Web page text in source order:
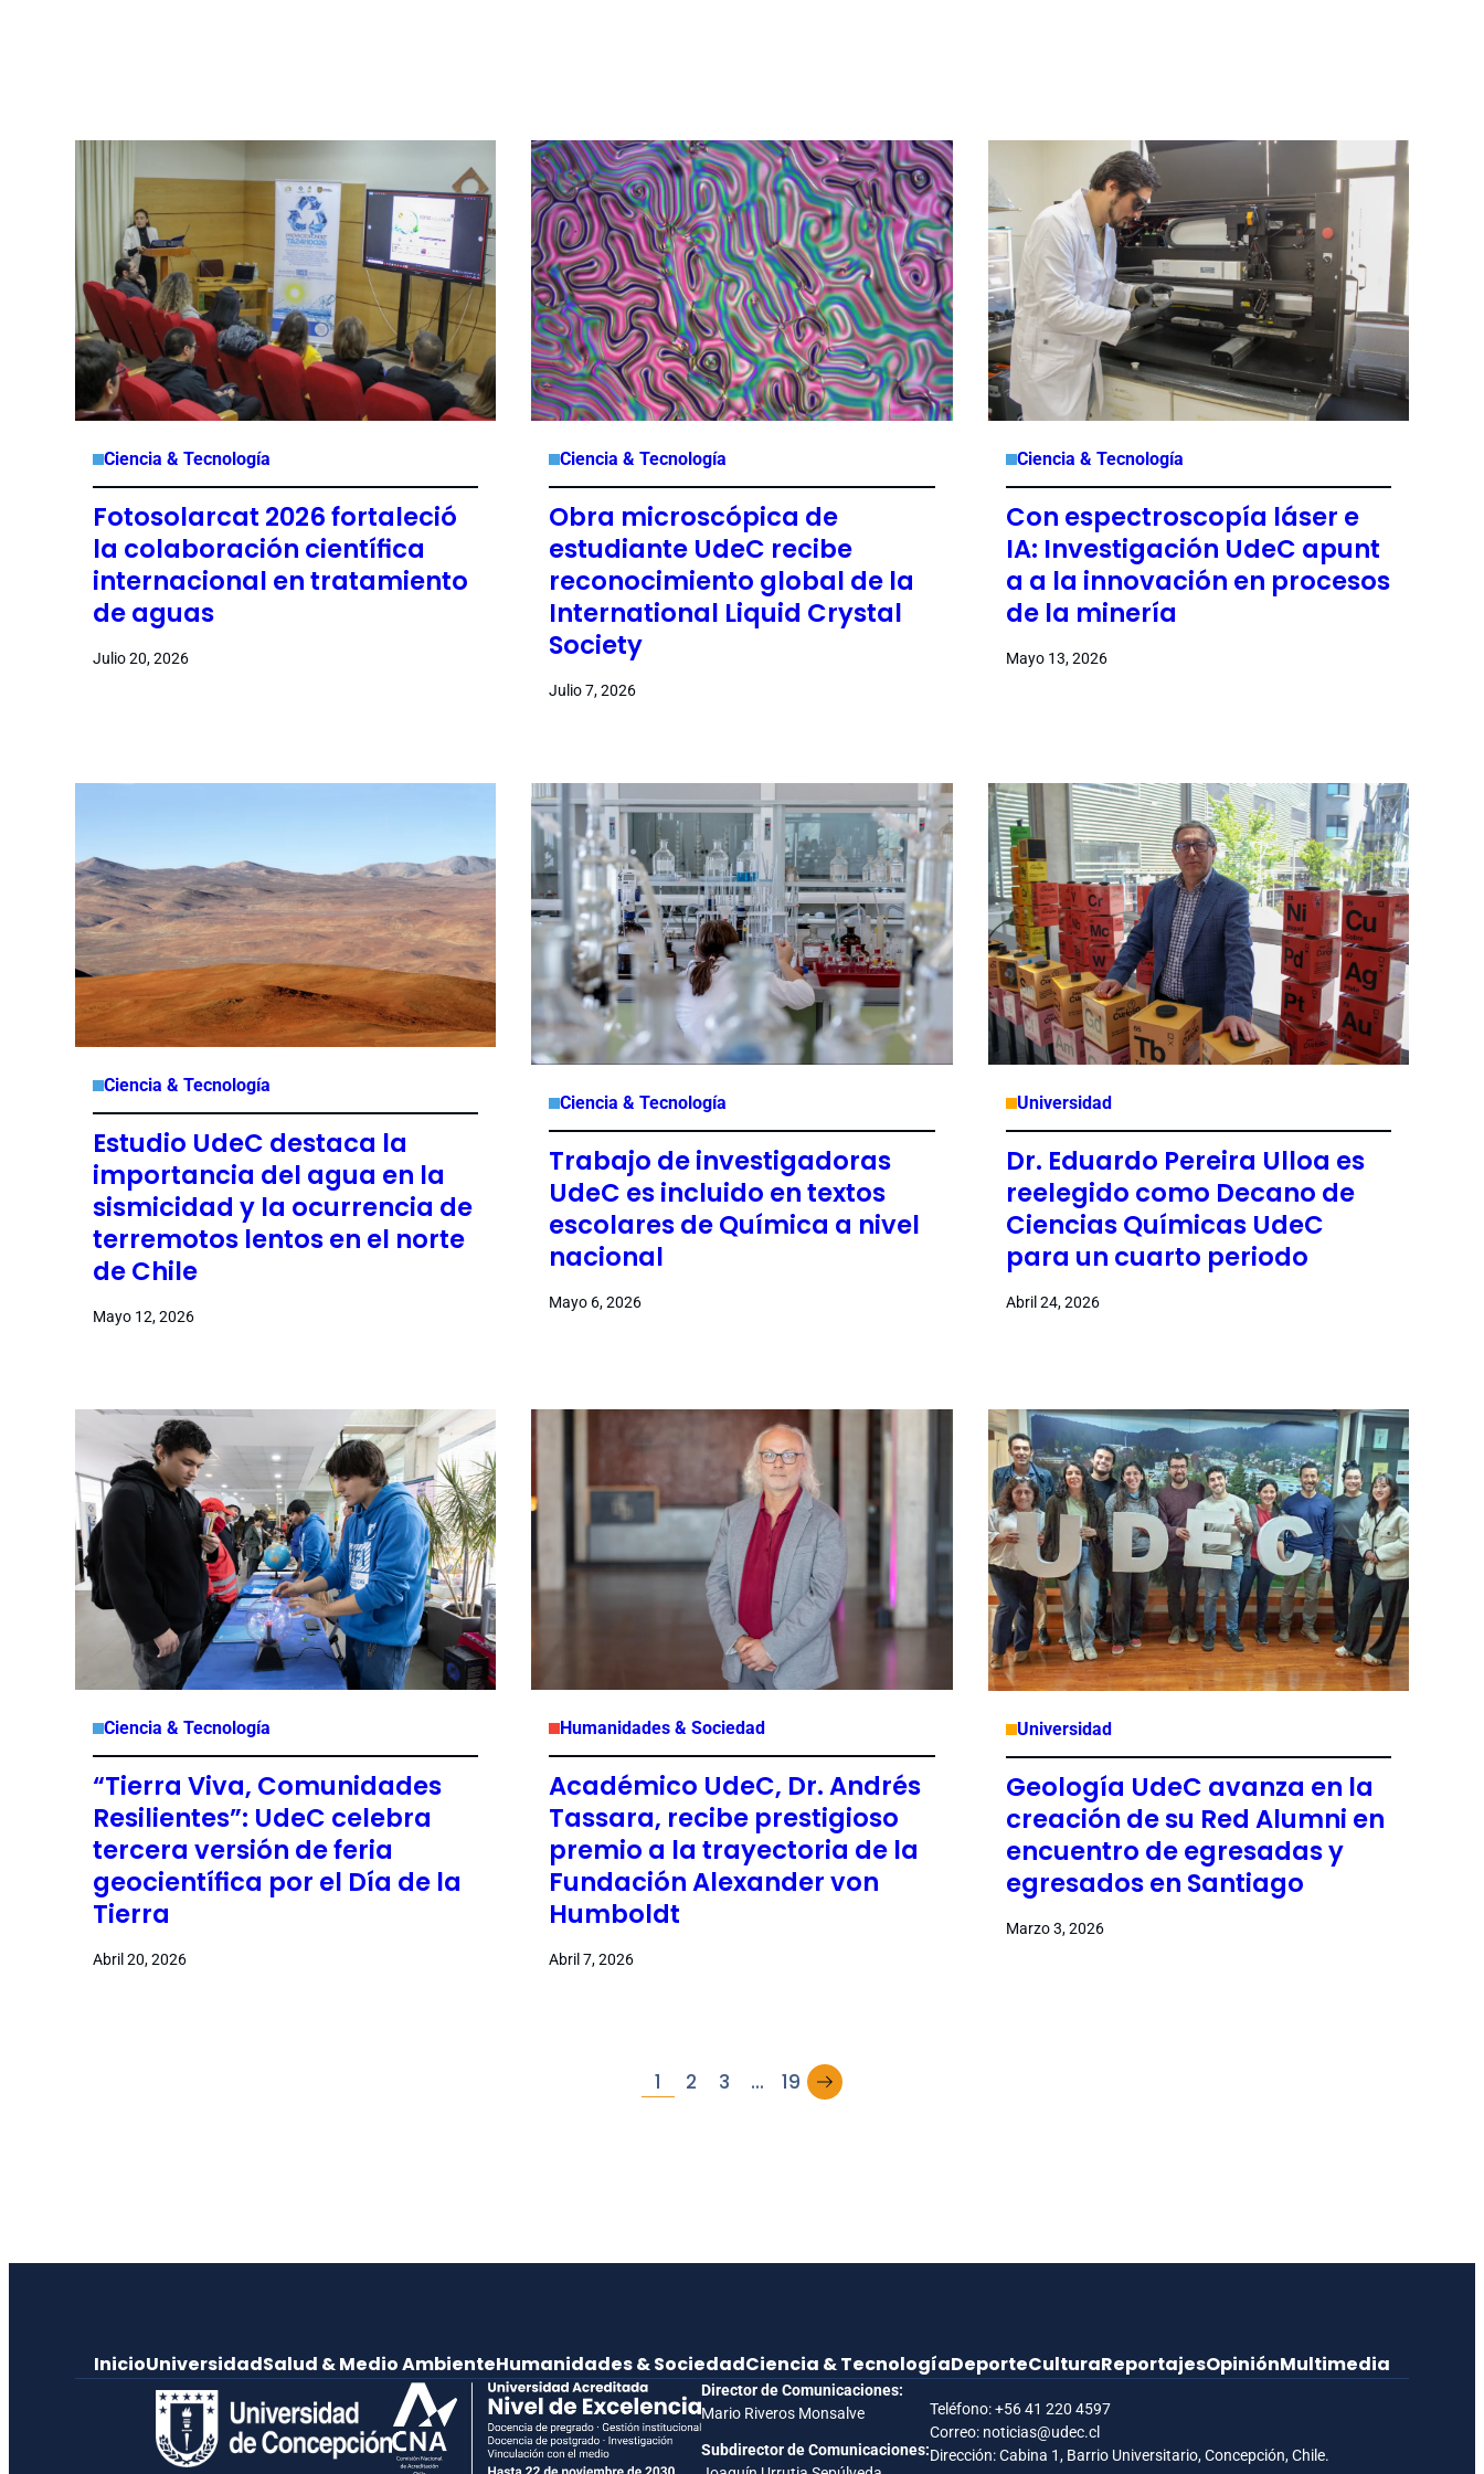
Ciencia & Tecnología
Fotosolarcat 2026 fortaleció
la colaboración científica
internacional en tratamiento
de aguas
Julio 20, 2026
Ciencia & Tecnología
Obra microscópica de
estudiante UdeC recibe
reconocimiento global de la
International Liquid Crystal
Society
Julio 7, 2026
Ciencia & Tecnología
Con espectroscopía láser e
IA: Investigación UdeC apunt
a a la innovación en procesos
de la minería
Mayo 13, 2026
Ciencia & Tecnología
Estudio UdeC destaca la
importancia del agua en la
sismicidad y la ocurrencia de
terremotos lentos en el norte
de Chile
Mayo 12, 2026
Ciencia & Tecnología
Trabajo de investigadoras
UdeC es incluido en textos
escolares de Química a nivel
nacional
Mayo 6, 2026
Universidad
Dr. Eduardo Pereira Ulloa es
reelegido como Decano de
Ciencias Químicas UdeC
para un cuarto periodo
Abril 24, 2026
Ciencia & Tecnología
“Tierra Viva, Comunidades
Resilientes”: UdeC celebra
tercera versión de feria
geocientífica por el Día de la
Tierra
Abril 20, 2026
Humanidades & Sociedad
Académico UdeC, Dr. Andrés
Tassara, recibe prestigioso
premio a la trayectoria de la
Fundación Alexander von
Humboldt
Abril 7, 2026
Universidad
Geología UdeC avanza en la
creación de su Red Alumni en
encuentro de egresadas y
egresados en Santiago
Marzo 3, 2026
1 2 3 … 19 →
InicioUniversidadSalud & Medio AmbienteHumanidades & SociedadCiencia & TecnologíaDeporteCulturaReportajesOpiniónMultimedia
Director de Comunicaciones:
Mario Riveros Monsalve
Subdirector de Comunicaciones:
Teléfono:+56 41 220 4597
Correo: noticias@udec.cl
Dirección: Cabina 1, Barrio Universitario, Concepción, Chile.